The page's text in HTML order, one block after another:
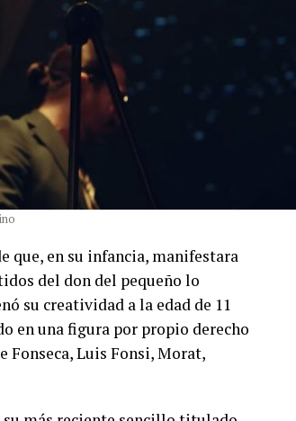
que, en su infancia, manifestara
del don del pequeño lo
su creatividad a la edad de 11
en una figura por propio derecho
Fonseca, Luis Fonsi, Morat,